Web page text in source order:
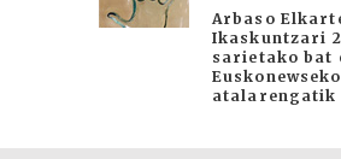
Arbaso
Ikaskuntzari
sarietako bat
atalarengatik